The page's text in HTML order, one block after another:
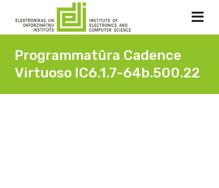
Programmatūra Cadence
Virtuoso IC6.1.7-64b.500.22